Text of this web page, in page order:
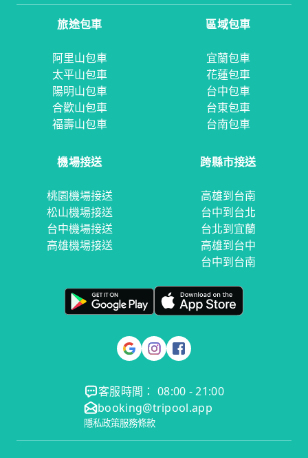
旅途包車
阿里山包車
太平山包車
陽明山包車
合歡山包車
福壽山包車
區域包車
宜蘭包車
花蓮包車
台中包車
台東包車
台南包車
機場接送
桃園機場接送
松山機場接送
台中機場接送
高雄機場接送
跨縣市接送
高雄到台南
台中到台北
台北到宜蘭
高雄到台中
台中到台南
客服時間： 08:00 - 21:00
booking@tripool.app
隱私政策服務條款